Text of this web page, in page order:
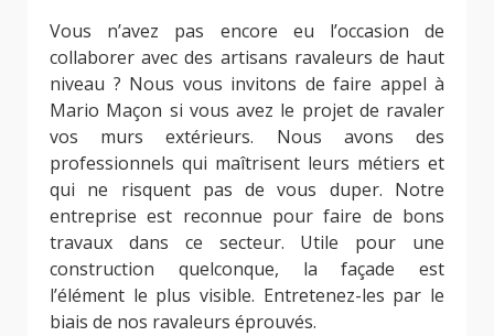
Vous n’avez pas encore eu l’occasion de
collaborer avec des artisans ravaleurs de haut
niveau ? Nous vous invitons de faire appel à
Mario Maçon si vous avez le projet de ravaler
vos murs extérieurs. Nous avons des
professionnels qui maîtrisent leurs métiers et
qui ne risquent pas de vous duper. Notre
entreprise est reconnue pour faire de bons
travaux dans ce secteur. Utile pour une
construction quelconque, la façade est
l’élément le plus visible. Entretenez-les par le
biais de nos ravaleurs éprouvés.